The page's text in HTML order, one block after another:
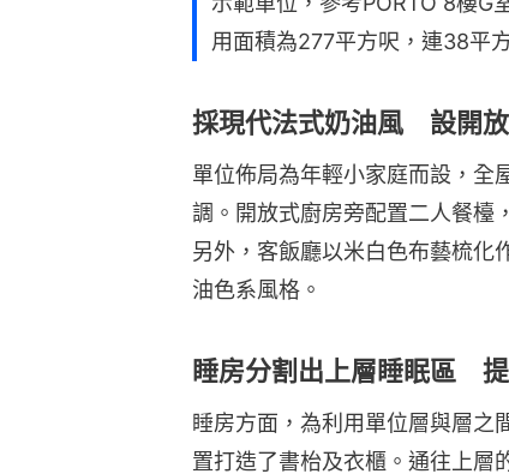
用面積為277平方呎，連38平
採現代法式奶油風 設開
單位佈局為年輕小家庭而設，全
調。開放式廚房旁配置二人餐檯
另外，客飯廳以米白色布藝梳化
油色系風格。
睡房分割出上層睡眠區
睡房方面，為利用單位層與層之
置打造了書枱及衣櫃。通往上層